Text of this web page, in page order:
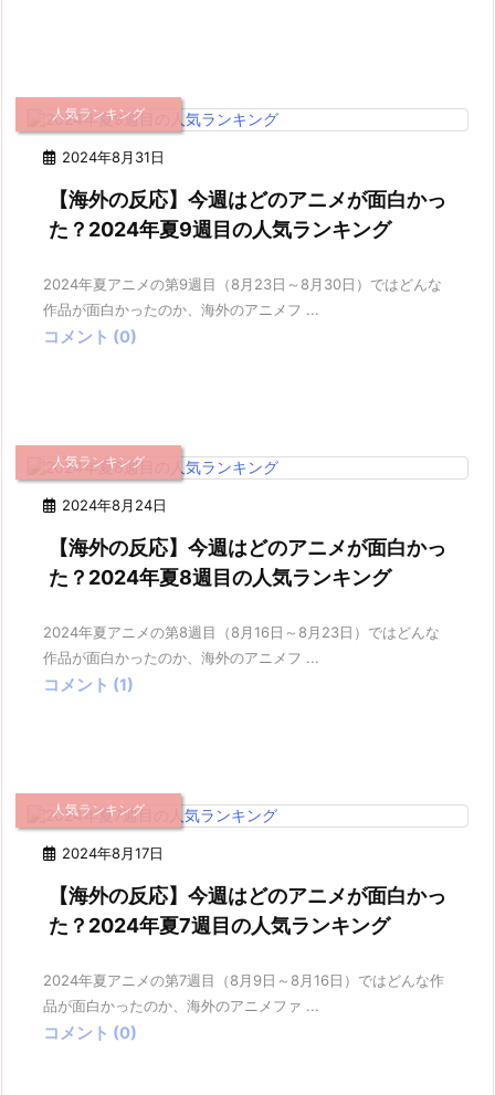
2024年8月31日
人気ランキング
【海外の反応】今週はどのアニメが面白かっ
た？2024年夏9週目の人気ランキング
2024年夏アニメの第9週目（8月23日～8月30日）ではどんな
作品が面白かったのか、海外のアニメフ ...
コメント (0)
2024年8月24日
人気ランキング
【海外の反応】今週はどのアニメが面白かっ
た？2024年夏8週目の人気ランキング
2024年夏アニメの第8週目（8月16日～8月23日）ではどんな
作品が面白かったのか、海外のアニメフ ...
コメント (1)
2024年8月17日
人気ランキング
【海外の反応】今週はどのアニメが面白かっ
た？2024年夏7週目の人気ランキング
2024年夏アニメの第7週目（8月9日～8月16日）ではどんな作
品が面白かったのか、海外のアニメファ ...
コメント (0)